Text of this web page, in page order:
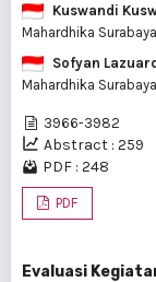
Kuswandi
Mahardhika
Sofyan
Mahardhika
3966-3982
Abstract : 259
PDF : 248
PDF
Evaluasi